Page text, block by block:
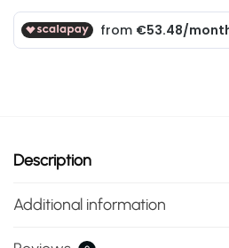
Description
Additional information